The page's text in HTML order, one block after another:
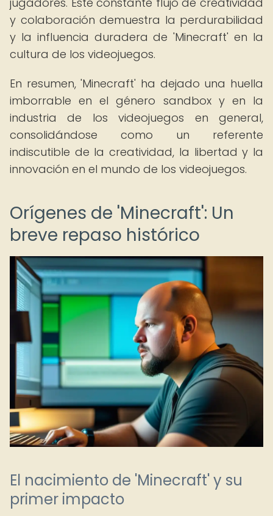
y colaboración demuestra la perdurabilidad
y la influencia duradera de 'Minecraft' en la
cultura de los videojuegos.
En resumen, 'Minecraft' ha dejado una huella
imborrable en el género sandbox y en la
industria de los videojuegos en general,
consolidándose como un referente
indiscutible de la creatividad, la libertad y la
innovación en el mundo de los videojuegos.
Orígenes de 'Minecraft': Un
breve repaso histórico
El nacimiento de 'Minecraft' y su
primer impacto